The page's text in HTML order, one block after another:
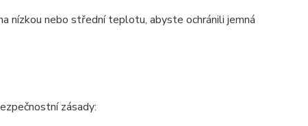
nízkou nebo střední teplotu, abyste ochránili jemná
zásady: